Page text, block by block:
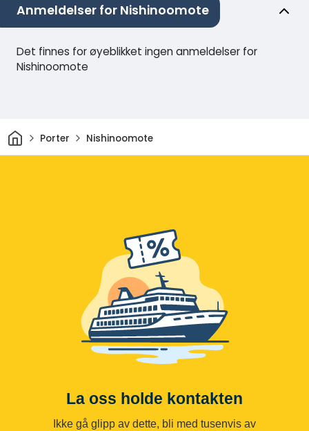
Anmeldelser for Nishinoomote
Det finnes for øyeblikket ingen anmeldelser for
Nishinoomote
HjemPorter Nishinoomote
La oss holde kontakten
Ikke gå glipp av dette, bli med tusenvis av